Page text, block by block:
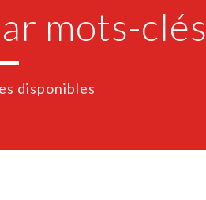
mots-clés
disponibles